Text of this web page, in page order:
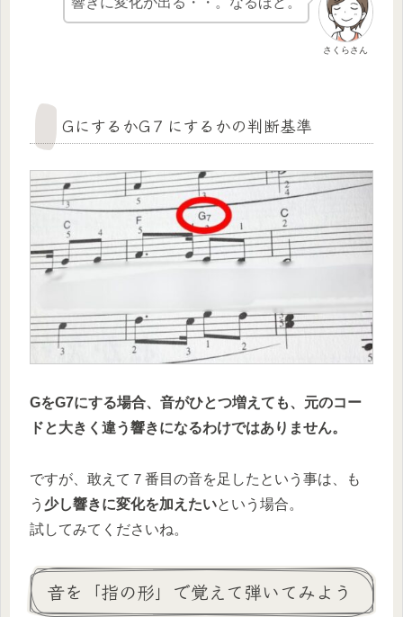
さくらさん
GにするかG７にするかの判断基準
GをG7にする場合、音がひとつ増えても、元のコー
ドと大きく違う響きになるわけではありません。
ですが、敢えて７番目の音を足したという事は、も
う 少し響きに変化を加えたいという場合。
試してみてくださいね。
音を「指の形」で覚えて弾いてみよう